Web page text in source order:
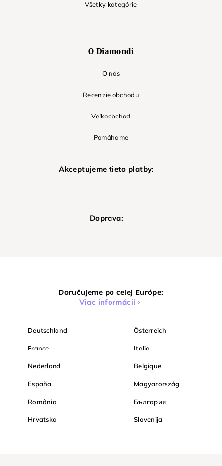
Všetky kategórie
O Diamondi
O nás
Recenzie obchodu
Veľkoobchod
Pomáhame
Akceptujeme tieto platby:
Doprava:
Doručujeme po celej Európe:
Viac informácií
Deutschland Österreich
France Italia
Nederland Belgique
España Magyarország
România България
Hrvatska Slovenija